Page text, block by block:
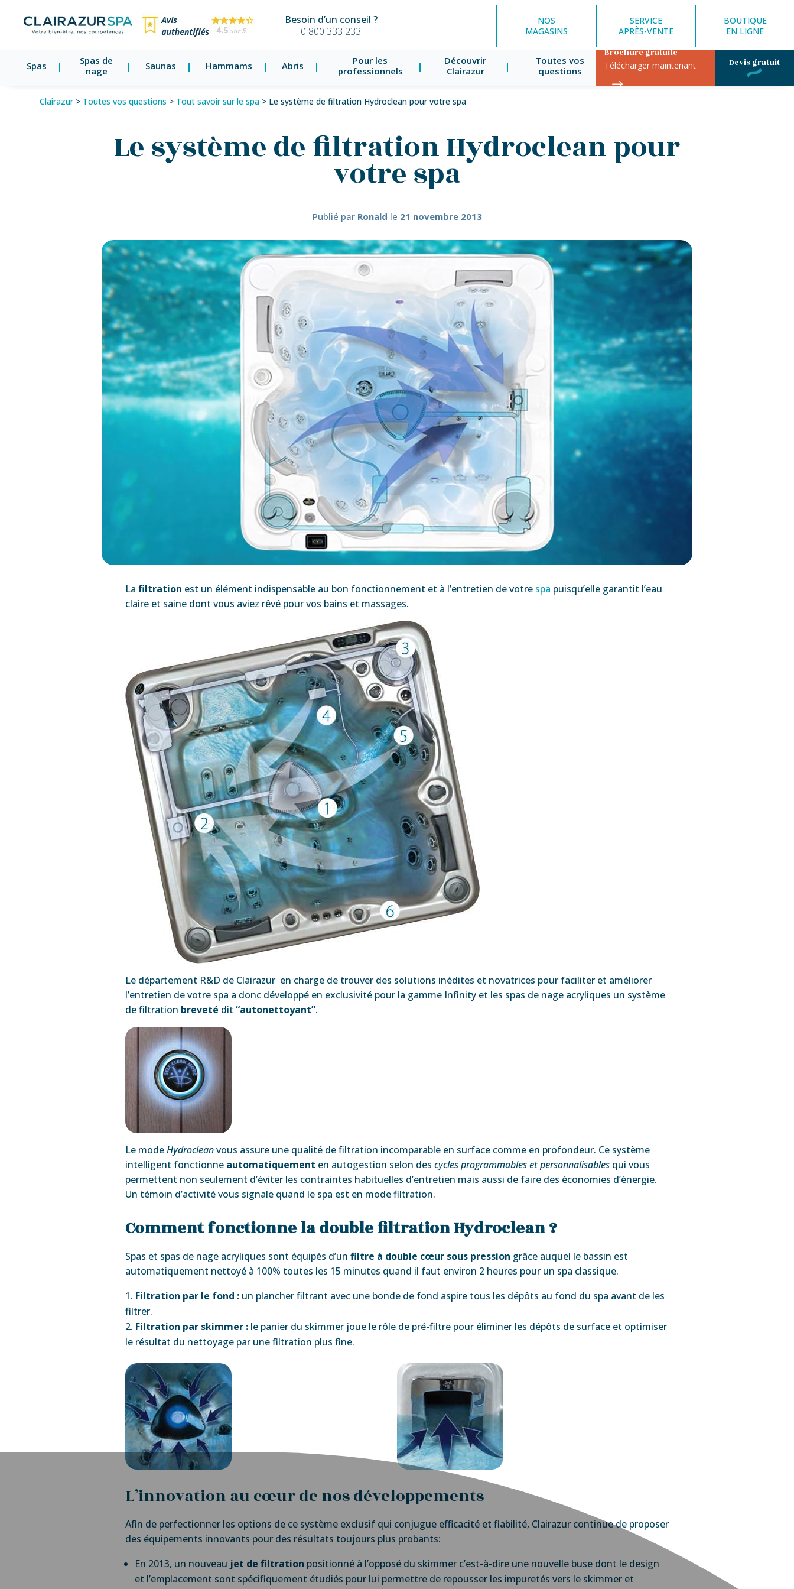
Besoin d’un conseil ?
0 800 333 233
NOS
MAGASINS
SERVICE
APRÈS-VENTE
BOUTIQUE
EN LIGNE
Spas
Spas de
nage
Saunas Hammams Abris
Pour les
professionnels
Découvrir
Clairazur
Toutes vos
questions
Brochure gratuite
Télécharger maintenant Devis gratuit
Clairazur> Toutes vos questions > Tout savoir sur le spa > Le système de filtration Hydroclean pour votre spa
Le système de filtration Hydroclean pour
votre spa
Publié par Ronald le 21 novembre 2013
La filtration est un élément indispensable au bon fonctionnement et à l’entretien de votre spa puisqu’elle garantit l’eau
claire et saine dont vous aviez rêvé pour vos bains et massages.
Le département R&D de Clairazur en charge de trouver des solutions inédites et novatrices pour faciliter et améliorer
l’entretien de votre spa a donc développé en exclusivité pour la gamme Infinity et les spas de nage acryliques un système
de filtration breveté dit “autonettoyant”.
Le modeHydrocleanvous assure une qualité de filtration incomparable en surface comme en profondeur. Ce système
intelligent fonctionne automatiquement en autogestion selon des cycles programmables et personnalisables qui vous
permettent non seulement d’éviter les contraintes habituelles d’entretien mais aussi de faire des économies d’énergie.
Un témoin d’activité vous signale quand le spa est en mode filtration.
Comment fonctionne la double filtration Hydroclean ?
Spas et spas de nage acryliques sont équipés d’un filtre à double cœur sous pression grâce auquel le bassin est
automatiquement nettoyé à 100% toutes les 15 minutes quand il faut environ 2 heures pour un spa classique.
Filtration par le fond : un plancher filtrant avec une bonde de fond aspire tous les dépôts au fond du spa avant de les
filtrer.
Filtration par skimmer : le panier du skimmer joue le rôle de pré-filtre pour éliminer les dépôts de surface et optimiser
le résultat du nettoyage par une filtration plus fine.
L’innovation au cœur de nos développements
Afin de perfectionner les options de ce système exclusif qui conjugue efficacité et fiabilité, Clairazur continue de proposer
des équipements innovants pour des résultats toujours plus probants:
En 2013, un nouveau jet de filtration positionné à l’opposé du skimmer c’est-à-dire une nouvelle buse dont le design
et l’emplacement sont spécifiquement étudiés pour lui permettre de repousser les impuretés vers le skimmer et